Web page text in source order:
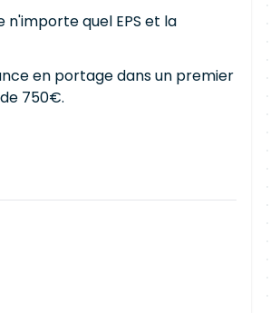
quel EPS et la
en portage dans un premier
750€.